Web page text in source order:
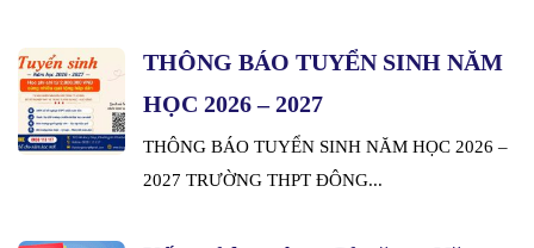
THÔNG BÁO TUYỂN SINH NĂM
HỌC 2026 – 2027
THÔNG BÁO TUYỂN SINH NĂM HỌC 2026 –
2027 TRƯỜNG THPT ĐÔNG...